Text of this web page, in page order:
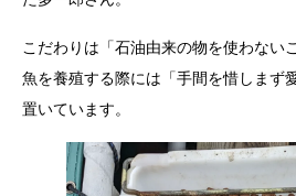
こだわりは「石油由来の物を使わない
魚を養殖する際には「手間を惜しまず
置いています。